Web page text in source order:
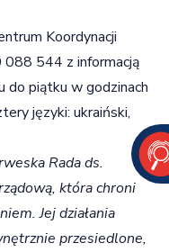
Koordynacji
544 z informacją
do piątku w godzinach
języki: ukraiński,
Rada ds.
która chroni
Jej działania
przesiedlone,